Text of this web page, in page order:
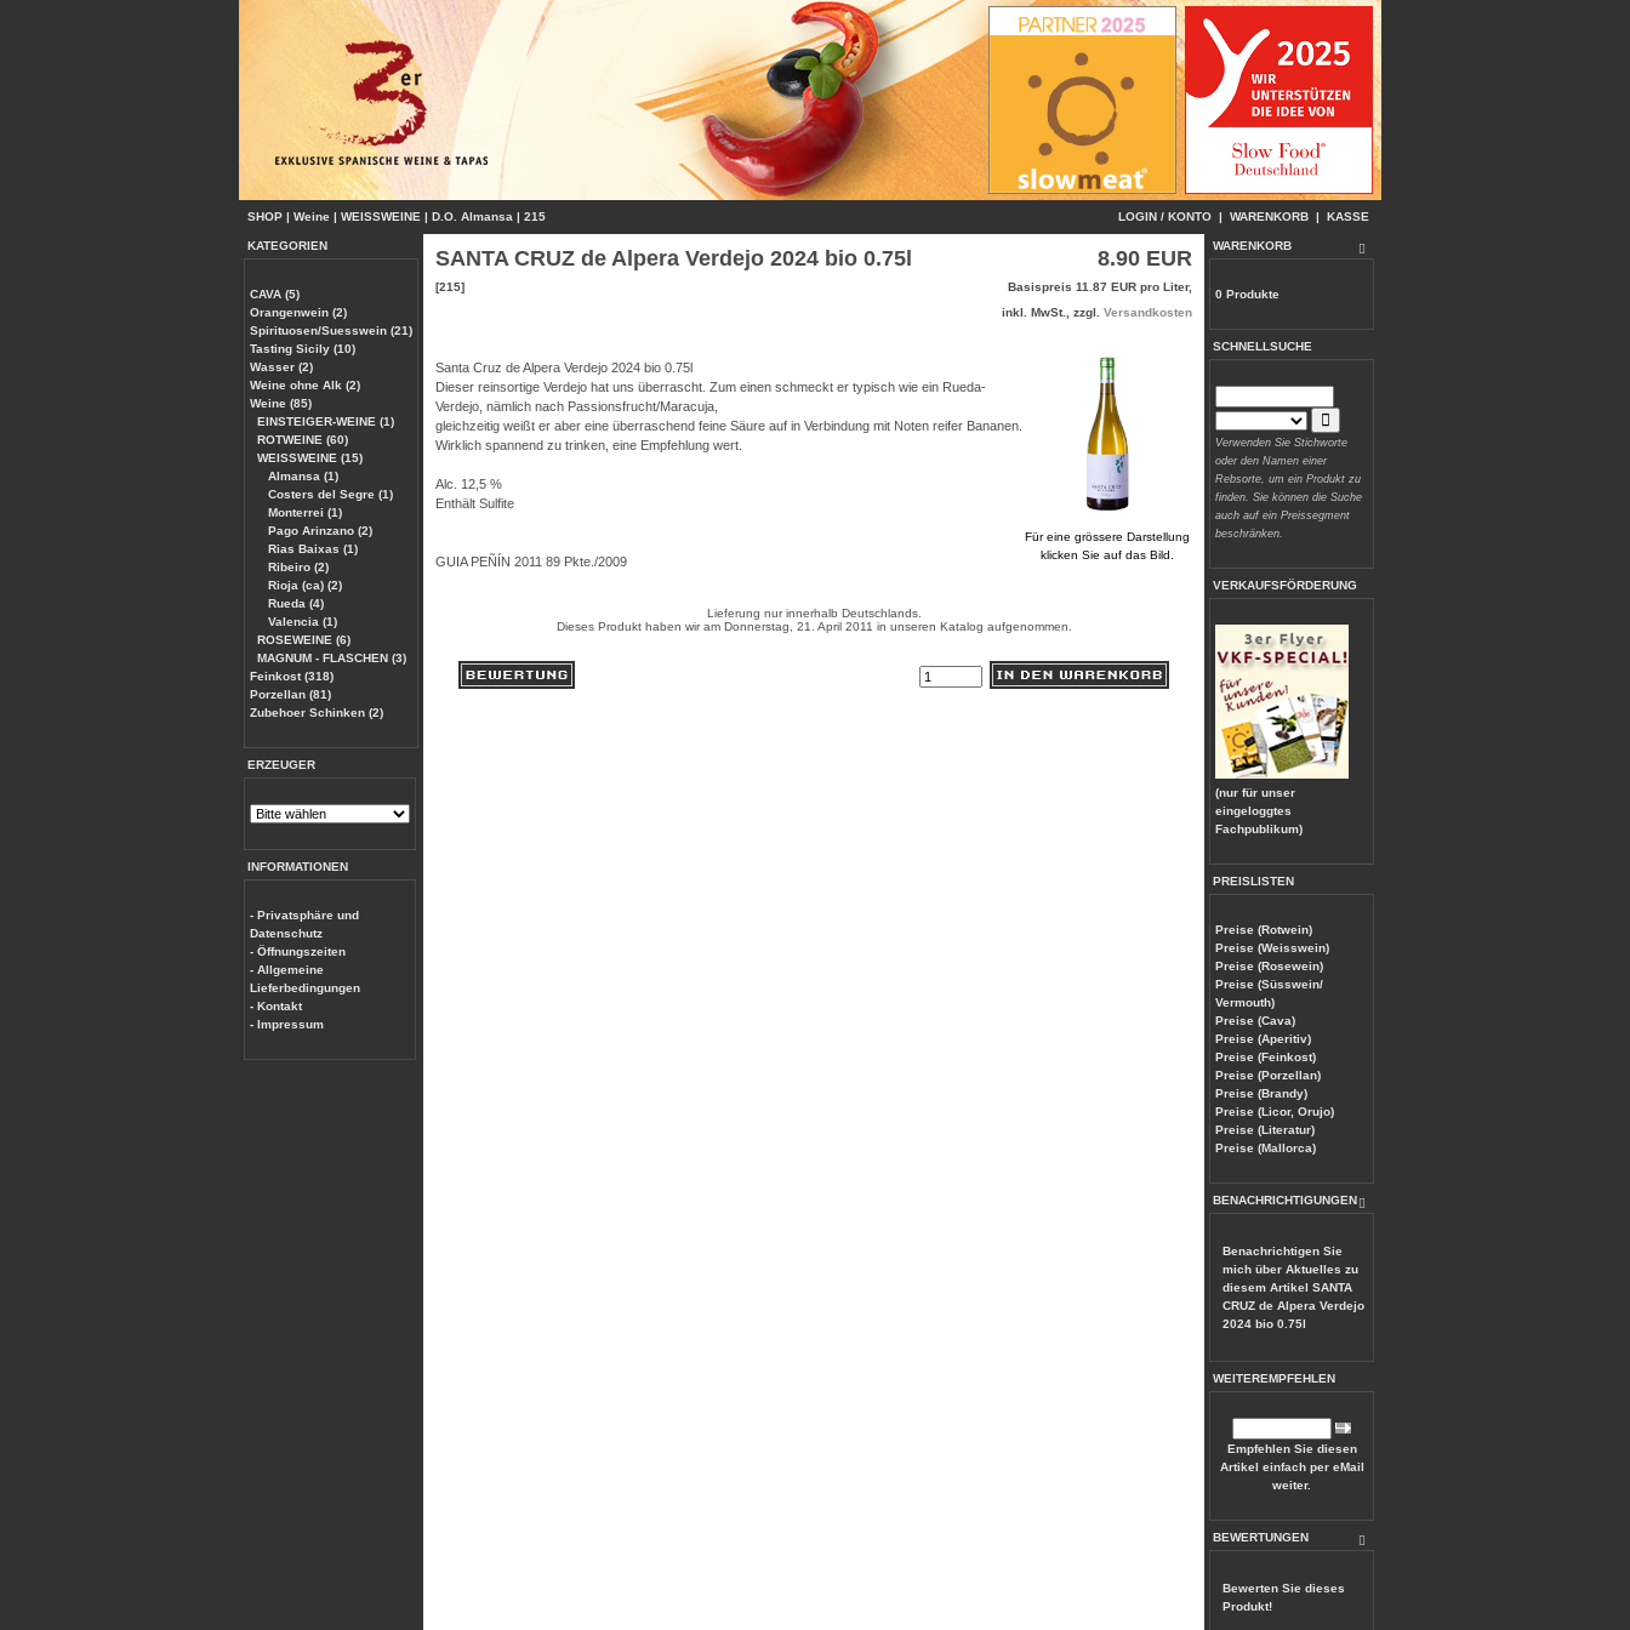
SHOP | Weine | WEISSWEINE | D.O. Almansa | 215 LOGIN / KONTO | WARENKORB | KASSE
KATEGORIEN
CAVA (5)
Orangenwein (2)
Spirituosen/Suesswein (21)
Tasting Sicily (10)
Wasser (2)
Weine ohne Alk (2)
Weine (85)
EINSTEIGER-WEINE (1)
ROTWEINE (60)
WEISSWEINE (15)
Almansa (1)
Costers del Segre (1)
Monterrei (1)
Pago Arinzano (2)
Rias Baixas (1)
Ribeiro (2)
Rioja (ca) (2)
Rueda (4)
Valencia (1)
ROSEWEINE (6)
MAGNUM - FLASCHEN (3)
Feinkost (318)
Porzellan (81)
Zubehoer Schinken (2)
ERZEUGER
INFORMATIONEN
- Privatsphäre und
Datenschutz
- Öffnungszeiten
- Allgemeine
Lieferbedingungen
- Kontakt
- Impressum
SANTA CRUZ de Alpera Verdejo 2024 bio 0.75l
[215]
8.90 EUR
Basispreis 11.87 EUR pro Liter,
inkl. MwSt., zzgl. Versandkosten
Für eine grössere Darstellung
klicken Sie auf das Bild.
Santa Cruz de Alpera Verdejo 2024 bio 0.75l
Dieser reinsortige Verdejo hat uns überrascht. Zum einen schmeckt er typisch wie ein Rueda-
Verdejo, nämlich nach Passionsfrucht/Maracuja,
gleichzeitig weißt er aber eine überraschend feine Säure auf in Verbindung mit Noten reifer Bananen.
Wirklich spannend zu trinken, eine Empfehlung wert.
Alc. 12,5 %
Enthält Sulfite
GUIA PEÑÍN 2011 89 Pkte./2009
Lieferung nur innerhalb Deutschlands.
Dieses Produkt haben wir am Donnerstag, 21. April 2011 in unseren Katalog aufgenommen.
WARENKORB
0 Produkte
SCHNELLSUCHE
Verwenden Sie Stichworte
oder den Namen einer
Rebsorte, um ein Produkt zu
finden. Sie können die Suche
auch auf ein Preissegment
beschränken.
VERKAUFSFÖRDERUNG
(nur für unser
eingeloggtes
Fachpublikum)
PREISLISTEN
Preise (Rotwein)
Preise (Weisswein)
Preise (Rosewein)
Preise (Süsswein/
Vermouth)
Preise (Cava)
Preise (Aperitiv)
Preise (Feinkost)
Preise (Porzellan)
Preise (Brandy)
Preise (Licor, Orujo)
Preise (Literatur)
Preise (Mallorca)
BENACHRICHTIGUNGEN
Benachrichtigen Sie
mich über Aktuelles zu
diesem Artikel SANTA
CRUZ de Alpera Verdejo
2024 bio 0.75l
WEITEREMPFEHLEN
Empfehlen Sie diesen
Artikel einfach per eMail
weiter.
BEWERTUNGEN
Bewerten Sie dieses
Produkt!